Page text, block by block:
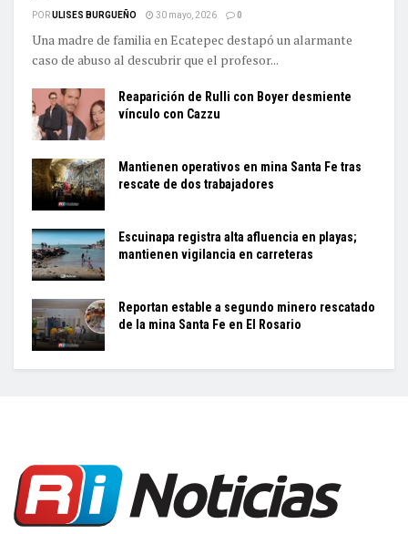
PORULISES BURGUEÑO 30 mayo, 2026 0
Una madre de familia en Ecatepec destapó un alarmante
caso de abuso al descubrir que el profesor...
Reaparición de Rulli con Boyer desmiente
vínculo con Cazzu
Mantienen operativos en mina Santa Fe tras
rescate de dos trabajadores
Escuinapa registra alta afluencia en playas;
mantienen vigilancia en carreteras
Reportan estable a segundo minero rescatado
de la mina Santa Fe en El Rosario